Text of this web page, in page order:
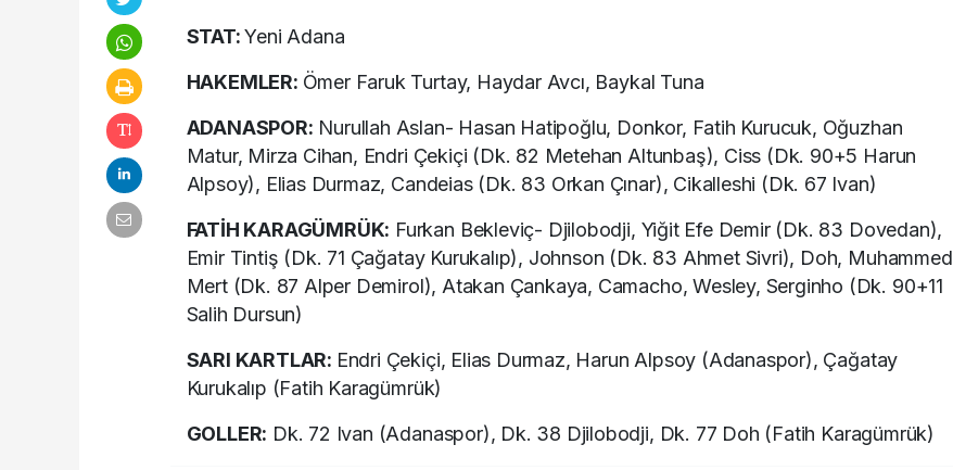
STAT:Yeni Adana
HAKEMLER: Ömer Faruk Turtay, Haydar Avcı, Baykal Tuna
ADANASPOR: Nurullah Aslan- Hasan Hatipoğlu, Donkor, Fatih Kurucuk, Oğuzhan
Matur, Mirza Cihan, Endri Çekiçi (Dk. 82 Metehan Altunbaş), Ciss (Dk. 90+5 Harun
Alpsoy), Elias Durmaz, Candeias (Dk. 83 Orkan Çınar), Cikalleshi (Dk. 67 Ivan)
FATİH KARAGÜMRÜK: Furkan Bekleviç- Djilobodji, Yiğit Efe Demir (Dk. 83 Dovedan),
Emir Tintiş (Dk. 71 Çağatay Kurukalıp), Johnson (Dk. 83 Ahmet Sivri), Doh, Muhammed
Mert (Dk. 87 Alper Demirol), Atakan Çankaya, Camacho, Wesley, Serginho (Dk. 90+11
Salih Dursun)
SARI KARTLAR: Endri Çekiçi, Elias Durmaz, Harun Alpsoy (Adanaspor), Çağatay
Kurukalıp (Fatih Karagümrük)
GOLLER: Dk. 72 Ivan (Adanaspor), Dk. 38 Djilobodji, Dk. 77 Doh (Fatih Karagümrük)